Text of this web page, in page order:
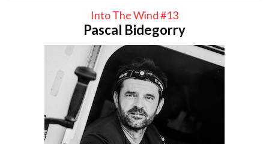
Into The Wind #13
Pascal Bidegorry